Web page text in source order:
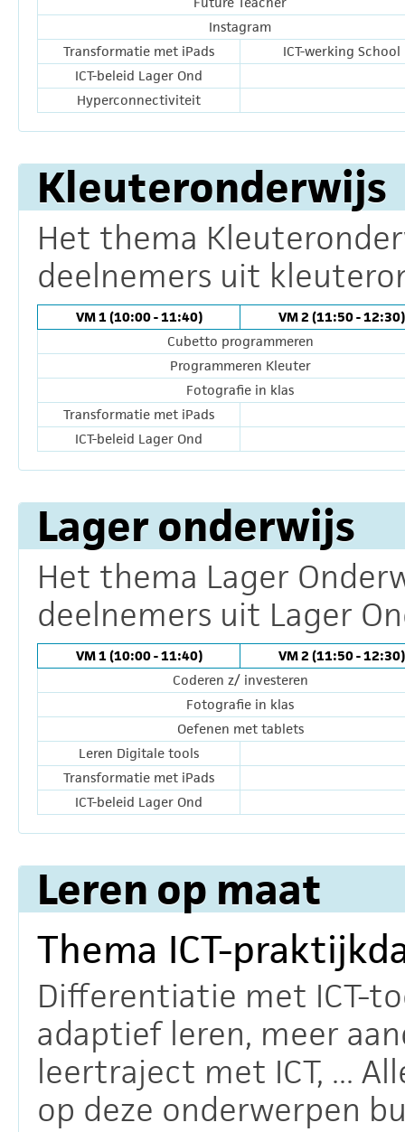
Instagram
Transformatie met iPads
ICT-werking School
ICT-beleid Lager Ond
Hyperconnectiviteit
Kleuteronderwijs
Het thema
deelnemers uit
VM 1 (10:00 - 11:40)
VM 2 (11:50 - 12:30)
Cubetto programmeren
Programmeren Kleuter
Fotografie in klas
Transformatie met iPads
ICT-beleid Lager Ond
Lager onderwijs
Het thema Lager
deelnemers uit Lager
VM 1 (10:00 - 11:40)
VM 2 (11:50 - 12:30)
Coderen z/ investeren
Fotografie in klas
Oefenen met tablets
Leren Digitale tools
Transformatie met iPads
ICT-beleid Lager Ond
Leren op maat
Thema ICT-
Differentiatie met ICT-
adaptief leren, meer
leertraject met ICT, ...
op deze onderwerpen